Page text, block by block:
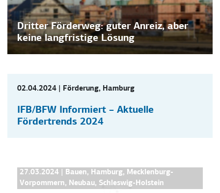
Dritter Förderweg: guter Anreiz, aber
keine langfristige Lösung
02.04.2024 Förderung, Hamburg
IFB/BFW Informiert – Aktuelle
Fördertrends 2024
27.03.2024 Bauen, Hamburg, Mecklenburg-
Vorpommern, Neubau, Schleswig-Holstein